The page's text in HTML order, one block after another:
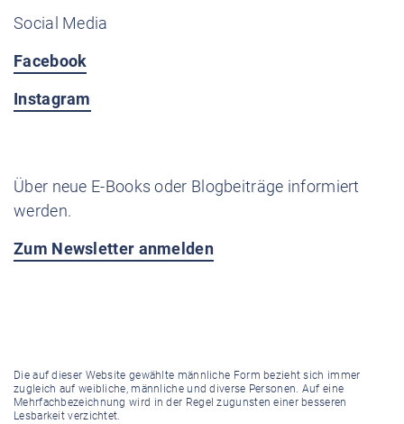
Social Media
Facebook
Instagram
Über neue E-Books oder Blogbeiträge informiert
werden.
Zum Newsletter anmelden
Die auf dieser Website gewählte männliche Form bezieht sich immer
zugleich auf weibliche, männliche und diverse Personen. Auf eine
Mehrfachbezeichnung wird in der Regel zugunsten einer besseren
Lesbarkeit verzichtet.